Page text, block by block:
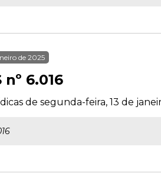
de 2025
nº 6.016
de segunda-feira, 13 de